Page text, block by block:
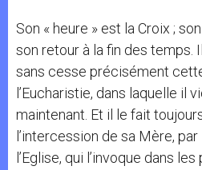
Son « heure » est la Croix ;
son retour à la fin des temps.
sans cesse précisément
l’Eucharistie, dans laquelle il
maintenant. Et il le fait
l’intercession de sa Mère,
l’Eglise, qui l’invoque dans